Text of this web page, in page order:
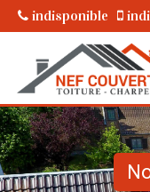
indisponible